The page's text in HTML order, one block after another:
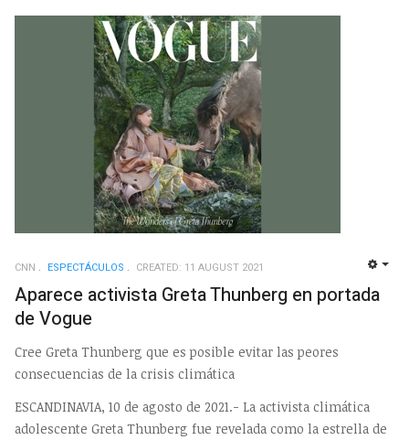
CNN ESPECTÁCULOS CREATED: 11 AUGUST 2021
Aparece activista Greta Thunberg en portada
de Vogue
Cree Greta Thunberg que es posible evitar las peores
consecuencias de la crisis climática
ESCANDINAVIA, 10 de agosto de 2021.- La activista climática
adolescente Greta Thunberg fue revelada como la estrella de